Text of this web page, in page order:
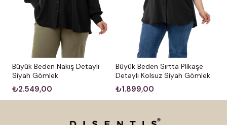
Büyük Beden Nakış Detaylı
Siyah Gömlek
₺2.549,00
Büyük Beden Sırtta Plikaşe
Detaylı Kolsuz Siyah Gömlek
₺1.899,00